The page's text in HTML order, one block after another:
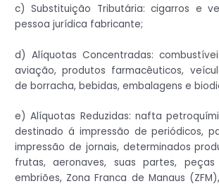
c) Substituição Tributária: cigarros e
pessoa jurídica fabricante;
d) Alíquotas Concentradas:
aviação, produtos farmacêuticos,
de borracha, bebidas, embalagens e
e) Alíquotas Reduzidas: nafta
destinado á impressão de periódicos,
impressão de jornais, determinados
frutas, aeronaves, suas partes,
embriões, Zona Franca de Manaus